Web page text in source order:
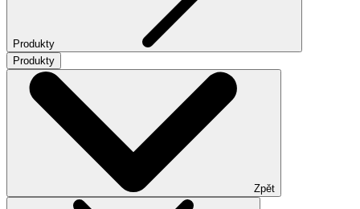
Produkty
Produkty
Zpět